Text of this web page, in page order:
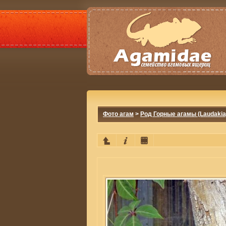
Фото агам > Род Горные агамы